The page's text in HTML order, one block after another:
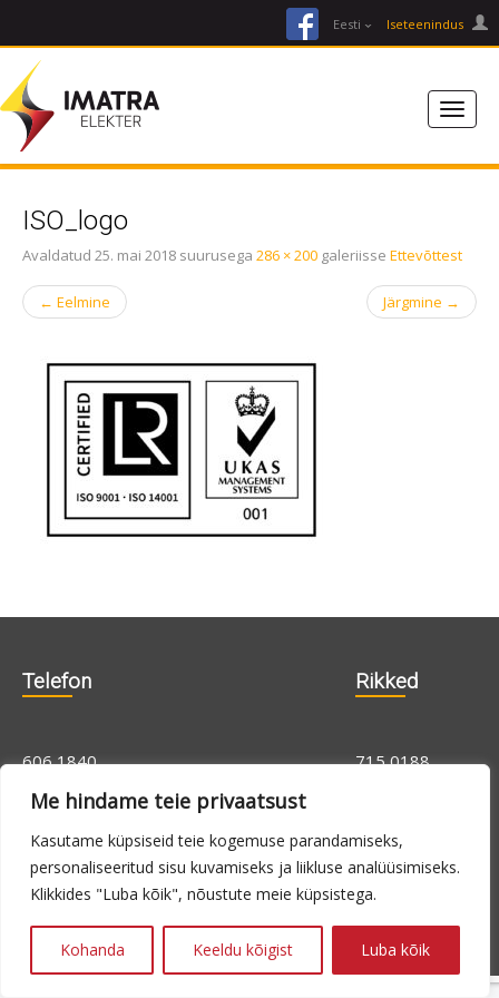
Me hindame teie privaatsust
Kasutame küpsiseid teie kogemuse parandamiseks,
personaliseeritud sisu kuvamiseks ja liikluse analüüsimiseks.
Klikkides "Luba kõik", nõustute meie küpsistega.
Kohanda Keeldu kõigist Luba kõik
facebookEesti Iseteenindus
ISO_logo
Avaldatud 25. mai 2018 suurusega 286 × 200 galeriisse Ettevõttest
← Eelmine Järgmine →
Telefon Rikked
606 1840
715 0188
E-N 9.00 -
16.00, R 9.00 -
24h